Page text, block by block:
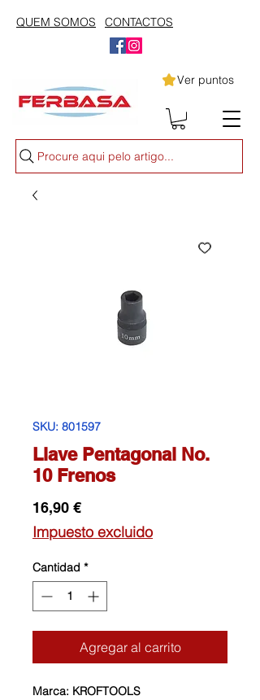
QUEM SOMOS CONTACTOS
Ver puntos
Procure aqui pelo artigo...
SKU: 801597
Llave Pentagonal No.
10 Frenos
16,90 €Precio
Impuesto excluido
Cantidad *
Agregar al carrito
Marca: KROFTOOLS